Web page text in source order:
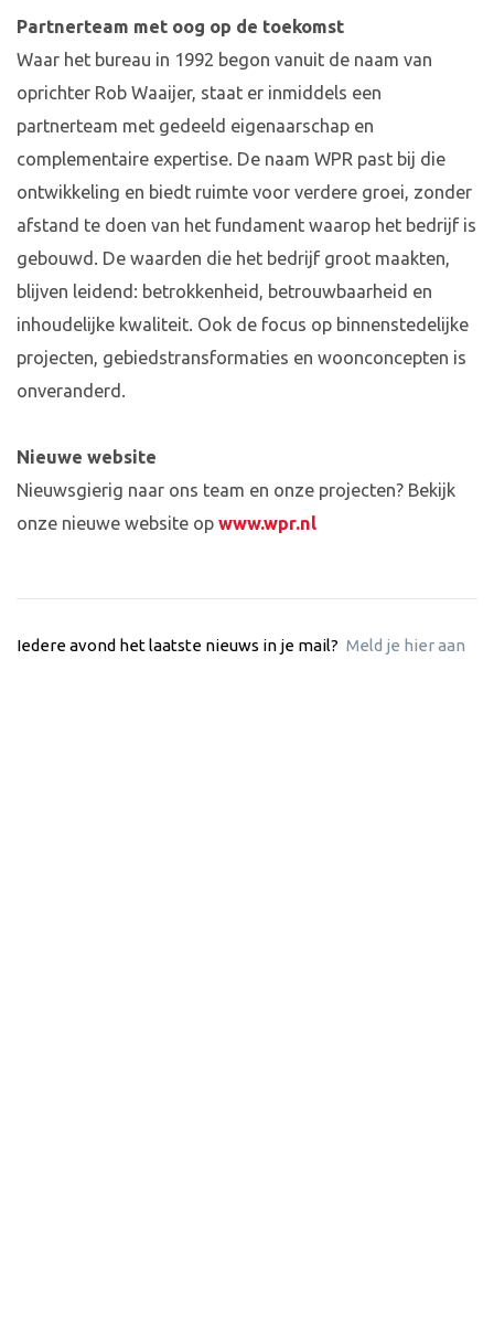
Partnerteam met oog op de toekomst
Waar het bureau in 1992 begon vanuit de naam van
oprichter Rob Waaijer, staat er inmiddels een
partnerteam met gedeeld eigenaarschap en
complementaire expertise. De naam WPR past bij die
ontwikkeling en biedt ruimte voor verdere groei, zonder
afstand te doen van het fundament waarop het bedrijf is
gebouwd. De waarden die het bedrijf groot maakten,
blijven leidend: betrokkenheid, betrouwbaarheid en
inhoudelijke kwaliteit. Ook de focus op binnenstedelijke
projecten, gebiedstransformaties en woonconcepten is
onveranderd.
Nieuwe website
Nieuwsgierig naar ons team en onze projecten? Bekijk
onze nieuwe website op www.wpr.nl
Iedere avond het laatste nieuws in je mail? Meld je hier aan